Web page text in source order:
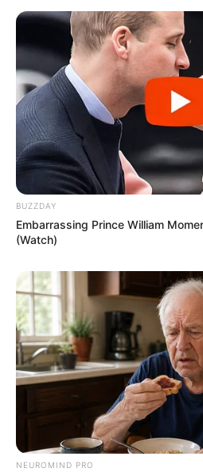
BUZZDAY
Embarrassing Prince William
(Watch)
NEUROMIND PRO